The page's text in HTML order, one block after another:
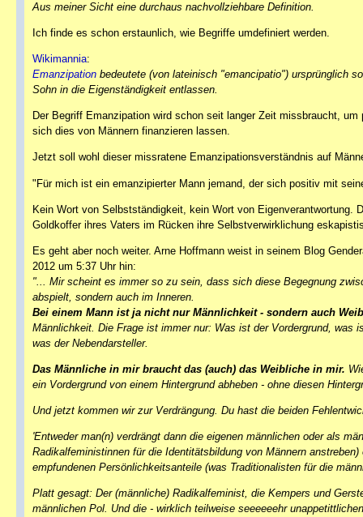
Aus meiner Sicht eine durchaus nachvollziehbare Definition.
Ich finde es schon erstaunlich, wie Begriffe umdefiniert werden.
Wikimannia:
Emanzipation bedeutete (von lateinisch "emancipatio") ursprünglich
Sohn in die Eigenständigkeit entlassen.
Der Begriff Emanzipation wird schon seit langer Zeit missbraucht,
sich dies von Männern finanzieren lassen.
Jetzt soll wohl dieser missratene Emanzipationsverständnis auf
"Für mich ist ein emanzipierter Mann jemand, der sich positiv mit
Kein Wort von Selbstständigkeit, kein Wort von Eigenverantwortung.
Goldkoffer ihres Vaters im Rücken ihre Selbstverwirklichung
Es geht aber noch weiter. Arne Hoffmann weist in seinem Blog
2012 um 5:37 Uhr hin:
"... Mir scheint es immer so zu sein, dass sich diese Begegnung
abspielt, sondern auch im Inneren.
Bei einem Mann ist ja nicht nur Männlichkeit - sondern auch
Männlichkeit. Die Frage ist immer nur: Was ist der Vordergrund, was
was der Nebendarsteller.
Das Männliche in mir braucht das (auch) das Weibliche in mir.
ein Vordergrund von einem Hintergrund abheben - ohne diesen
Und jetzt kommen wir zur Verdrängung. Du hast die beiden
'Entweder man(n) verdrängt dann die eigenen männlichen oder als
Radikalfeministinnen für die Identitätsbildung von Männern
empfundenen Persönlichkeitsanteile (was Traditionalisten für die
Platt gesagt: Der (männliche) Radikalfeminist, die Kempers und
männlichen Pol. Und die - wirklich teilweise seeeeeehr